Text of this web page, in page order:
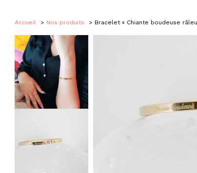
Accueil Nos produits Bracelet « Chiante boudeuse